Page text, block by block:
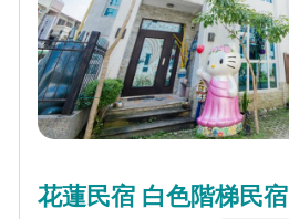
花蓮民宿 白色階梯民宿